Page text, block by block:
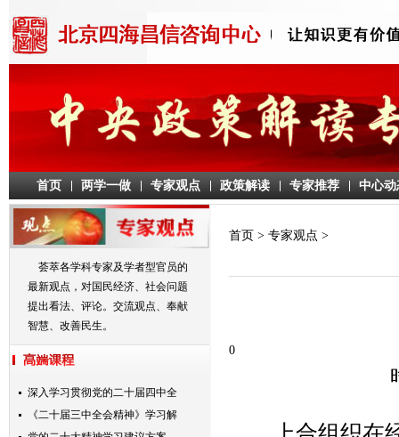
首页 两学一做 专家观点 政策解读 专家推荐 中心动
荟萃各学科专家及学者型官员的
最新观点，对国民经济、社会问题
提出看法、评论。交流观点、奉献
智慧、改善民生。
深入学习贯彻党的二十届四中全
《二十届三中全会精神》学习解
首页 > 专家观点 >
0